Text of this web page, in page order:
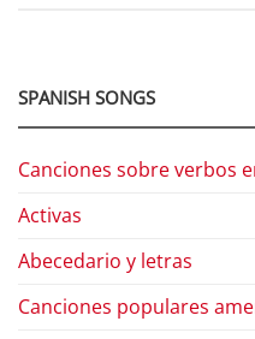
SPANISH SONGS
Canciones sobre verbos
Activas
Abecedario y letras
Canciones populares